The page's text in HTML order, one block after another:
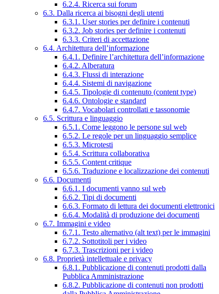
6.2.4. Ricerca sui forum
6.3. Dalla ricerca ai bisogni degli utenti
6.3.1. User stories per definire i contenuti
6.3.2. Job stories per definire i contenuti
6.3.3. Criteri di accettazione
6.4. Architettura dell’informazione
6.4.1. Definire l’architettura dell’informazione
6.4.2. Alberatura
6.4.3. Flussi di interazione
6.4.4. Sistemi di navigazione
6.4.5. Tipologie di contenuto (content type)
6.4.6. Ontologie e standard
6.4.7. Vocabolari controllati e tassonomie
6.5. Scrittura e linguaggio
6.5.1. Come leggono le persone sul web
6.5.2. Le regole per un linguaggio semplice
6.5.3. Microtesti
6.5.4. Scrittura collaborativa
6.5.5. Content critique
6.5.6. Traduzione e localizzazione dei contenuti
6.6. Documenti
6.6.1. I documenti vanno sul web
6.6.2. Tipi di documenti
6.6.3. Formato di lettura dei documenti elettronici
6.6.4. Modalità di produzione dei documenti
6.7. Immagini e video
6.7.1. Testo alternativo (alt text) per le immagini
6.7.2. Sottotitoli per i video
6.7.3. Trascrizioni per i video
6.8. Proprietà intellettuale e privacy
6.8.1. Pubblicazione di contenuti prodotti dalla
Pubblica Amministrazione
6.8.2. Pubblicazione di contenuti non prodotti